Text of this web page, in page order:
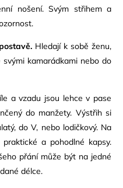
nošení. Svým střihem a
Hledají k sobě ženu,
kamarádkami nebo do
a vzadu jsou lehce v pase
do manžety. Výstřih si
do V, nebo lodičkový. Na
a pohodlné kapsy.
přání může být na jedné
délce.